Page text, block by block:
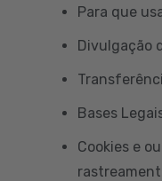
Para que
Divulgação
Bases
Cookies e